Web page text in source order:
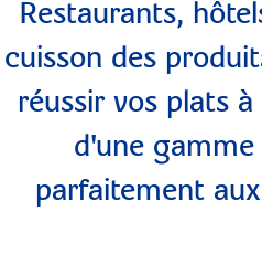
Restaurants,
cuisson des
réussir vos plats
d'une
parfaitement